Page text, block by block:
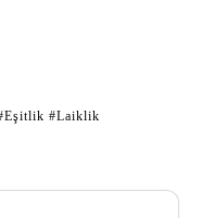
#Laiklik